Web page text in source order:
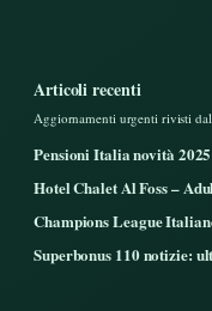
Articoli recenti
Aggiornamenti urgenti rivisti
Pensioni Italia novità
Hotel Chalet Al Foss –
Champions League
Superbonus 110 notizie: